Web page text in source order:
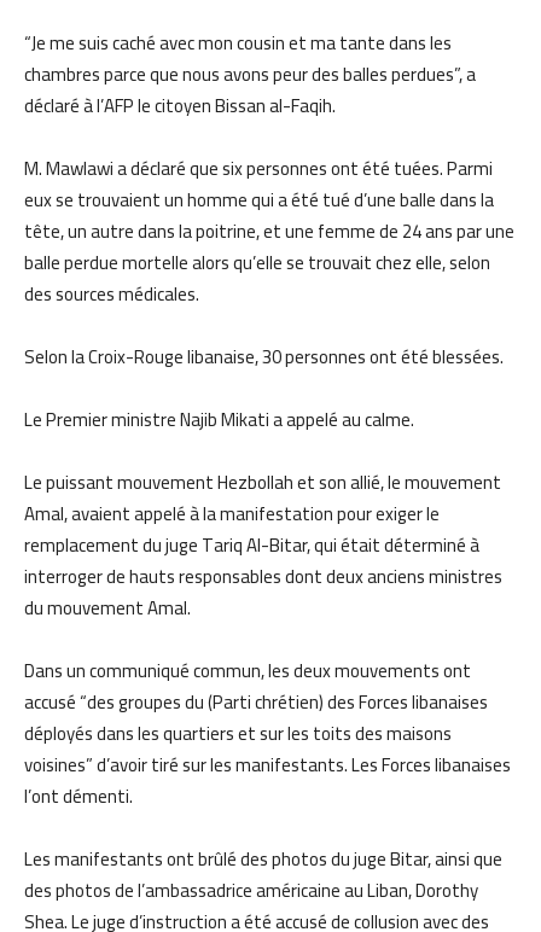
“Je me suis caché avec mon cousin et ma tante dans les
chambres parce que nous avons peur des balles perdues”, a
déclaré à l’AFP le citoyen Bissan al-Faqih.
M. Mawlawi a déclaré que six personnes ont été tuées. Parmi
eux se trouvaient un homme qui a été tué d’une balle dans la
tête, un autre dans la poitrine, et une femme de 24 ans par une
balle perdue mortelle alors qu’elle se trouvait chez elle, selon
des sources médicales.
Selon la Croix-Rouge libanaise, 30 personnes ont été blessées.
Le Premier ministre Najib Mikati a appelé au calme.
Le puissant mouvement Hezbollah et son allié, le mouvement
Amal, avaient appelé à la manifestation pour exiger le
remplacement du juge Tariq Al-Bitar, qui était déterminé à
interroger de hauts responsables dont deux anciens ministres
du mouvement Amal.
Dans un communiqué commun, les deux mouvements ont
accusé “des groupes du (Parti chrétien) des Forces libanaises
déployés dans les quartiers et sur les toits des maisons
voisines” d’avoir tiré sur les manifestants. Les Forces libanaises
l’ont démenti.
Les manifestants ont brûlé des photos du juge Bitar, ainsi que
des photos de l’ambassadrice américaine au Liban, Dorothy
Shea. Le juge d’instruction a été accusé de collusion avec des